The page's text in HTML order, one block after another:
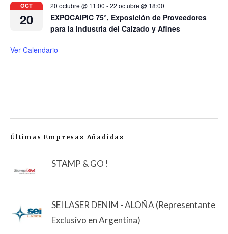
OCT
20
20 octubre @ 11:00 -22 octubre @ 18:00
EXPOCAIPIC 75°, Exposición de Proveedores
para la Industria del Calzado y Afines
Ver Calendario
Últimas Empresas Añadidas
STAMP & GO !
SEI LASER DENIM - ALOÑA (Representante
Exclusivo en Argentina)